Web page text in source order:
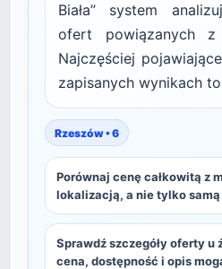
Biała” system
ofert powiązanych
Najczęściej
zapisanych wynikach
Rzeszów • 6
Porównaj cenę całkowitą z
lokalizacją, a nie tylko samą
Sprawdź szczegóły oferty u
cena, dostępność i opis